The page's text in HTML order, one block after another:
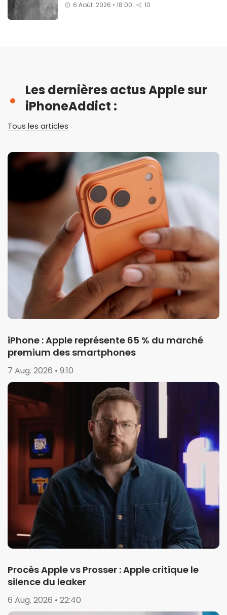
6 Août. 2026 • 18:00 10
Les dernières actus Apple sur
iPhoneAddict :
Tous les articles
iPhone : Apple représente 65 % du marché
premium des smartphones
7 Aug. 2026 • 9:10
Procès Apple vs Prosser : Apple critique le
silence du leaker
6 Aug. 2026 • 22:40